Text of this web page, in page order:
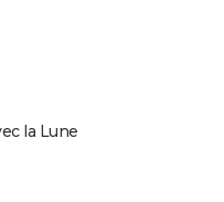
la Lune